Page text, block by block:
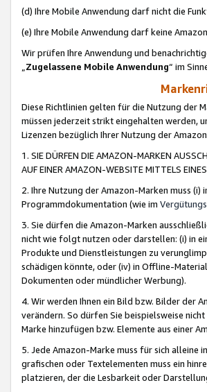
(d) Ihre Mobile Anwendung darf nicht die
(e) Ihre Mobile Anwendung darf keine
Wir prüfen Ihre Anwendung und
„Zugelassene Mobile Anwendung“ im
Diese Richtlinien gelten für die Nutzung der
müssen jederzeit strikt eingehalten werden,
Lizenzen bezüglich Ihrer Nutzung der
1. SIE DÜRFEN DIE AMAZON-MARKEN
AUF EINER AMAZON-WEBSITE MITTELS
2. Ihre Nutzung der Amazon-Marken muss
Programmdokumentation (wie im
3. Sie dürfen die Amazon-Marken
nicht wie folgt nutzen oder darstellen: (i) in
Produkte und Dienstleistungen zu
schädigen könnte, oder (iv) in Offline-
Dokumenten oder mündlicher Werbung).
4. Wir werden Ihnen ein Bild bzw. Bilder der
verändern. So dürfen Sie beispielsweise
Marke hinzufügen bzw. Elemente aus einer
5. Jede Amazon-Marke muss für sich alleine
grafischen oder Textelementen muss ein
platzieren, der die Lesbarkeit oder